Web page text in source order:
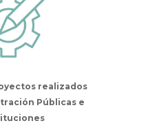
realizados
Públicas e